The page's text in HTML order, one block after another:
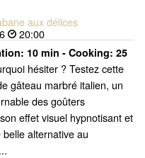
aux délices
20:00
10 min - Cooking: 25
hésiter ? Testez cette
gâteau marbré italien, un
des goûters
effet visuel hypnotisant et
alternative au